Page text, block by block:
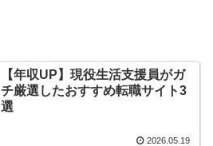
【年収UP】現役生活支援員がガ
チ厳選したおすすめ転職サイト3
選
2026.05.19